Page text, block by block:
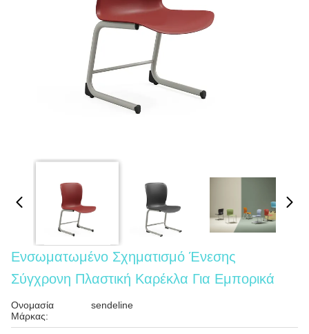
Ενσωματωμένο Σχηματισμό Ένεσης
Σύγχρονη Πλαστική Καρέκλα Για Εμπορικά
Ονομασία
Μάρκας:
sendeline